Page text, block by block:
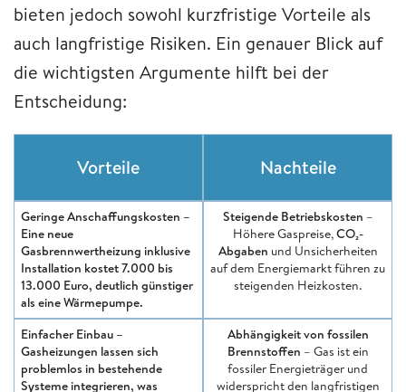
bieten jedoch sowohl kurzfristige Vorteile als
auch langfristige Risiken. Ein genauer Blick auf
die wichtigsten Argumente hilft bei der
Entscheidung:
Vorteile Nachteile
Geringe Anschaffungskosten –
Eine neue
Gasbrennwertheizung inklusive
Installation kostet7.000 bis
13.000 Euro, deutlich günstiger
als eine Wärmepumpe.
Steigende Betriebskosten –
Höhere Gaspreise,CO₂-
Abgaben und Unsicherheiten
auf dem Energiemarkt führen zu
steigenden Heizkosten.
Einfacher Einbau –
Gasheizungen lassen sich
problemlos in bestehende
Systeme integrieren, was
Abhängigkeit von fossilen
Brennstoffen – Gas ist ein
fossiler Energieträger und
widerspricht den langfristigen